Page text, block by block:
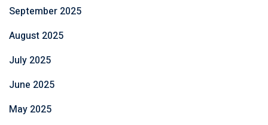
September 2025
August 2025
July 2025
June 2025
May 2025